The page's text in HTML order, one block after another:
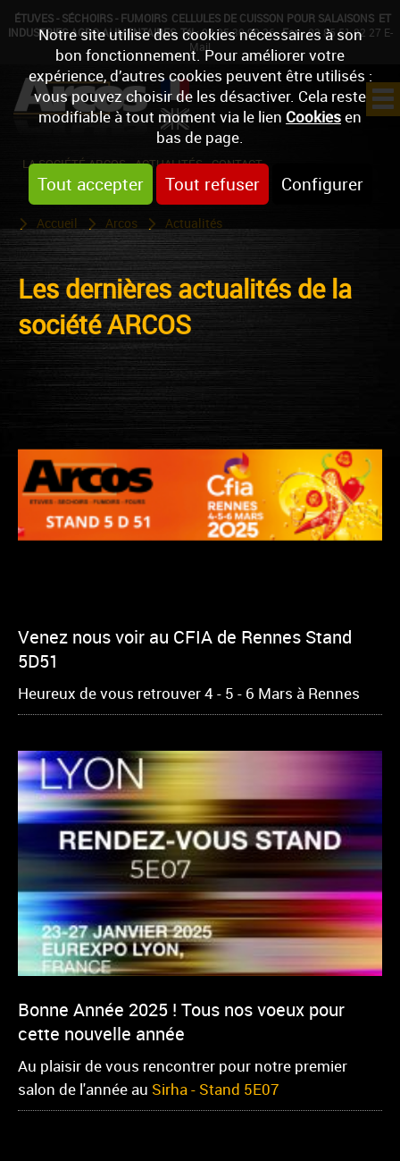
Notre site utilise des cookies nécessaires à son
bon fonctionnement. Pour améliorer votre
expérience, d’autres cookies peuvent être utilisés :
vous pouvez choisir de les désactiver. Cela reste
modifiable à tout moment via le lien Cookiesen
bas de page.
Tout accepter Tout refuser Configurer
ÉTUVES - SÉCHOIRS - FUMOIRS CELLULES DE CUISSON POUR SALAISONS ET
INDUSTRIES AGRO-ALIMENTAIRES Tél: 03 85 30 99 26 Fax: 03 85 51 82 27 E-
Mail
LA SOCIÉTÉ ARCOS ACTUALITÉS CONTACT
Accueil Arcos Actualités
Les dernières actualités de la
société ARCOS
Venez nous voir au CFIA de Rennes Stand
5D51
Heureux de vous retrouver 4 - 5 - 6 Mars à Rennes
Bonne Année 2025 ! Tous nos voeux pour
cette nouvelle année
Au plaisir de vous rencontrer pour notre premier
salon de l'année au Sirha - Stand 5E07